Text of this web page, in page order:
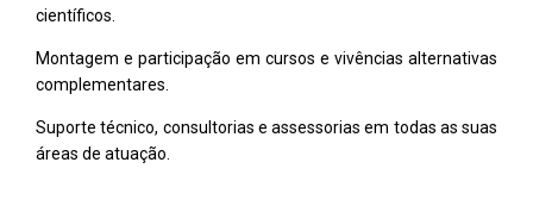
científicos.
Montagem e participação em cursos e vivências alternativas
complementares.
Suporte técnico, consultorias e assessorias em todas as suas
áreas de atuação.